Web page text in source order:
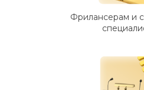
Фрилансерам и